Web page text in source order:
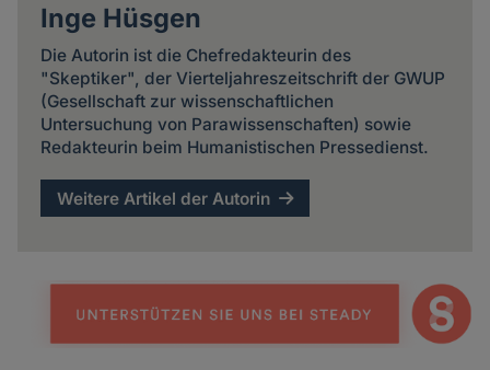
Inge Hüsgen
Die Autorin ist die Chefredakteurin des
"Skeptiker", der Vierteljahreszeitschrift der GWUP
(Gesellschaft zur wissenschaftlichen
Untersuchung von Parawissenschaften) sowie
Redakteurin beim Humanistischen Pressedienst.
Weitere Artikel der Autorin